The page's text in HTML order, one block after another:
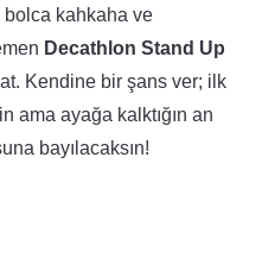
bolca kahkaha ve
Decathlon Stand Up
at. Kendine bir şans ver; ilk
ama ayağa kalktığın an
bayılacaksın!